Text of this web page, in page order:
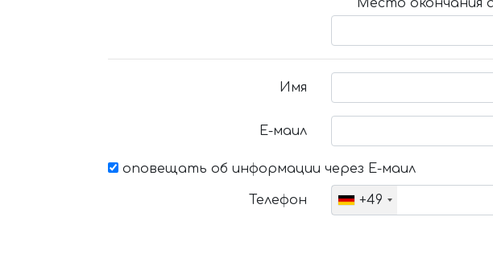
Место окончания
Имя
Е-маил
оповещать об информации через Е-маил
Телефон +49